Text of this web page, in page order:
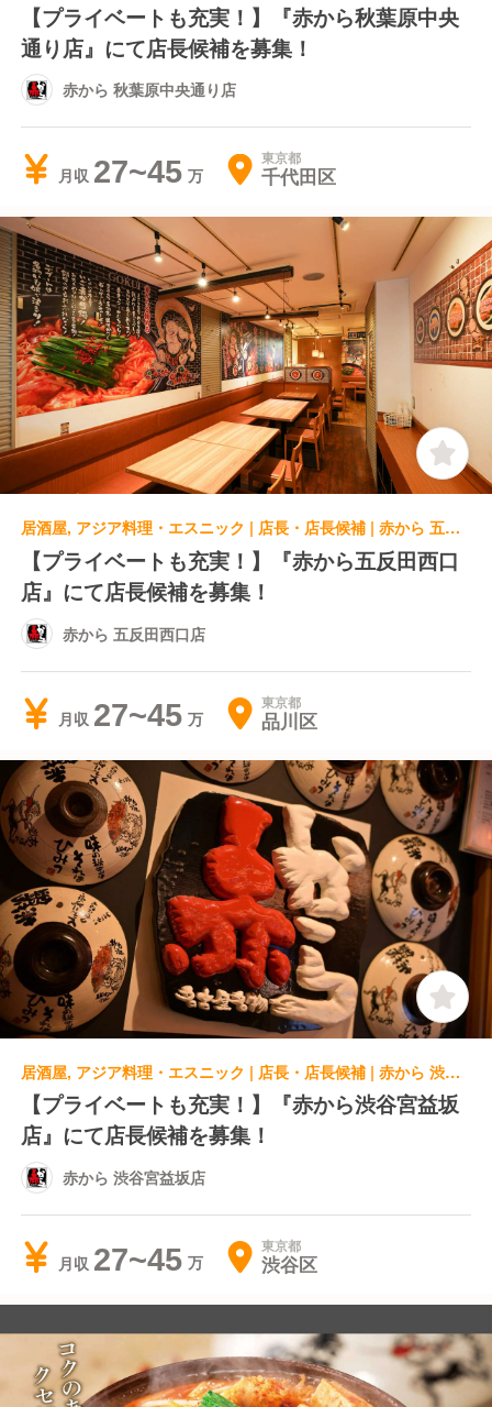
【プライベートも充実！】『赤から秋葉原中央
通り店』にて店長候補を募集！
赤から 秋葉原中央通り店
月収 27~45 東京都
千代田区
居酒屋, アジア料理・エスニック | 店長・店長候補 | 赤から 五反田西口店
【プライベートも充実！】『赤から五反田西口
店』にて店長候補を募集！
赤から 五反田西口店
月収 27~45 東京都
品川区
居酒屋, アジア料理・エスニック | 店長・店長候補 | 赤から 渋谷宮益坂店
【プライベートも充実！】『赤から渋谷宮益坂
店』にて店長候補を募集！
赤から 渋谷宮益坂店
月収 27~45 東京都
渋谷区